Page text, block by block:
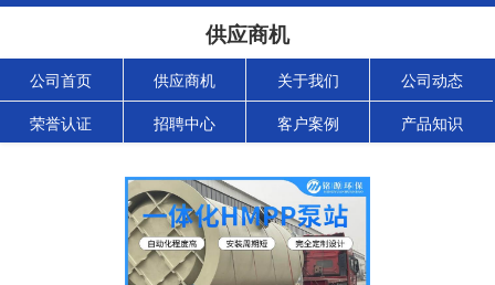
供应商机
公司首页 供应商机 关于我们 公司动态
荣誉认证 招聘中心 客户案例 产品知识